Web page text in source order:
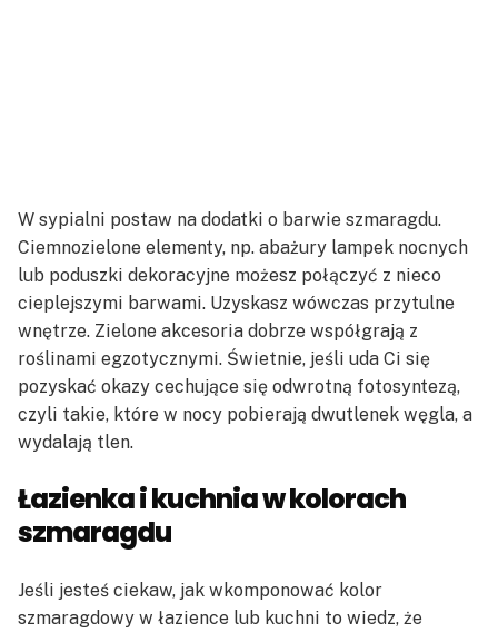
W sypialni postaw na dodatki o barwie szmaragdu.
Ciemnozielone elementy, np. abażury lampek nocnych
lub poduszki dekoracyjne możesz połączyć z nieco
cieplejszymi barwami. Uzyskasz wówczas przytulne
wnętrze. Zielone akcesoria dobrze współgrają z
roślinami egzotycznymi. Świetnie, jeśli uda Ci się
pozyskać okazy cechujące się odwrotną fotosyntezą,
czyli takie, które w nocy pobierają dwutlenek węgla, a
wydalają tlen.
Łazienka i kuchnia w kolorach
szmaragdu
Jeśli jesteś ciekaw, jak wkomponować kolor
szmaragdowy w łazience lub kuchni to wiedz, że